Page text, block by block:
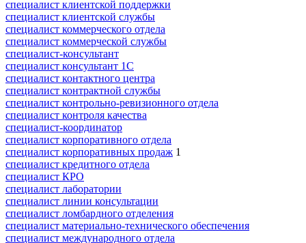
специалист клиентской поддержки
специалист клиентской службы
специалист коммерческого отдела
специалист коммерческой службы
специалист-консультант
специалист консультант 1С
специалист контактного центра
специалист контрактной службы
специалист контрольно-ревизионного отдела
специалист контроля качества
специалист-координатор
специалист корпоративного отдела
специалист корпоративных продаж 1
специалист кредитного отдела
специалист КРО
специалист лаборатории
специалист линии консультации
специалист ломбардного отделения
специалист материально-технического обеспечения
специалист международного отдела